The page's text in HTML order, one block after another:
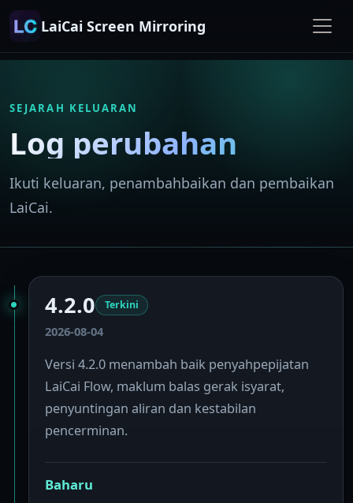
LaiCai Screen Mirroring
SEJARAH KELUARAN
Log perubahan
Ikuti keluaran, penambahbaikan dan pembaikan
LaiCai.
4.2.0 Terkini
2026-08-04
Versi 4.2.0 menambah baik penyahpepijatan
LaiCai Flow, maklum balas gerak isyarat,
penyuntingan aliran dan kestabilan
pencerminan.
Baharu